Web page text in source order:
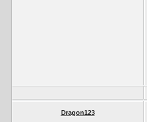
Dragon123